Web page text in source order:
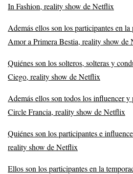
In Fashion, reality show de Netflix
Además ellos son los participantes en
Amor a Primera Bestia, reality show de
Quiénes son los solteros, solteras y
Ciego, reality show de Netflix
Además ellos son todos los influencer y
Circle Francia, reality show de Netflix
Quiénes son los participantes e
reality show de Netflix
Ellos son los participantes en la